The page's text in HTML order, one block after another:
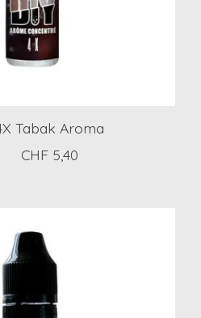
Tabak Aroma
CHF 5,40